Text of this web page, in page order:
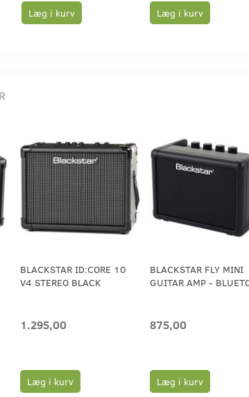
Læg i kurv Læg i kurv
BLACKSTAR ID:CORE 10
V4 STEREO BLACK
1.295,00
Læg i kurv
BLACKSTAR FLY MINI
GUITAR AMP -
875,00
Læg i kurv